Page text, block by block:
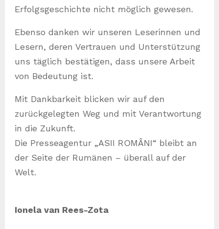
Erfolgsgeschichte nicht möglich gewesen.
Ebenso danken wir unseren Leserinnen und
Lesern, deren Vertrauen und Unterstützung
uns täglich bestätigen, dass unsere Arbeit
von Bedeutung ist.
Mit Dankbarkeit blicken wir auf den
zurückgelegten Weg und mit Verantwortung
in die Zukunft.
Die Presseagentur „ASII ROMÂNI“ bleibt an
der Seite der Rumänen – überall auf der
Welt.
Ionela van Rees-Zota